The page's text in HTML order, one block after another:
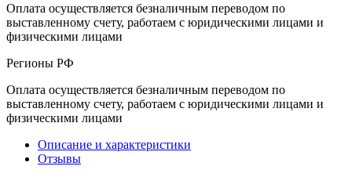
Оплата осуществляется безналичным переводом по
выставленному счету, работаем с юридическими лицами и
физическими лицами
Регионы РФ
Оплата осуществляется безналичным переводом по
выставленному счету, работаем с юридическими лицами и
физическими лицами
Описание и характеристики
Отзывы